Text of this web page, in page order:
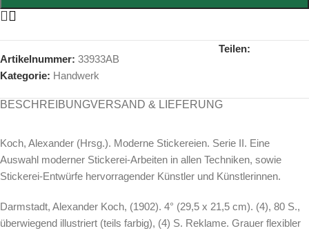
Artikelnummer: 33933AB
Kategorie: Handwerk
Teilen:
BESCHREIBUNGVERSAND & LIEFERUNG
Koch, Alexander (Hrsg.). Moderne Stickereien. Serie II. Eine
Auswahl moderner Stickerei-Arbeiten in allen Techniken, sowie
Stickerei-Entwürfe hervorragender Künstler und Künstlerinnen.
Darmstadt, Alexander Koch, (1902). 4° (29,5 x 21,5 cm). (4), 80 S.,
überwiegend illustriert (teils farbig), (4) S. Reklame. Grauer flexibler